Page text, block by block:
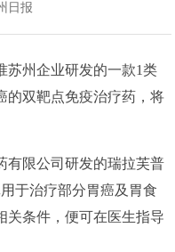
日报
州企业研发的一款1类
的双靶点免疫治疗药，将
限公司研发的瑞拉芙普
于治疗部分胃癌及胃食
关条件，便可在医生指导